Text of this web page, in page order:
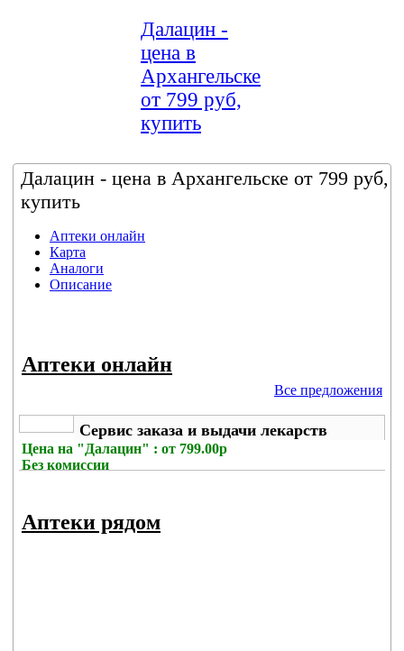
Далацин -
цена в
Архангельске
от 799 руб,
купить
Далацин - цена в Архангельске от 799 руб,
купить
Аптеки онлайн
Карта
Аналоги
Описание
Аптеки онлайн
Все предложения
Сервис заказа и выдачи лекарств
Цена на "Далацин" : от 799.00р
Без комиссии
Аптеки рядом